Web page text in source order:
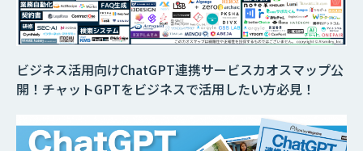
ビジネス活用向けChatGPT連携サービスカオスマップ公
開！チャットGPTをビジネスで活用したい方必見！